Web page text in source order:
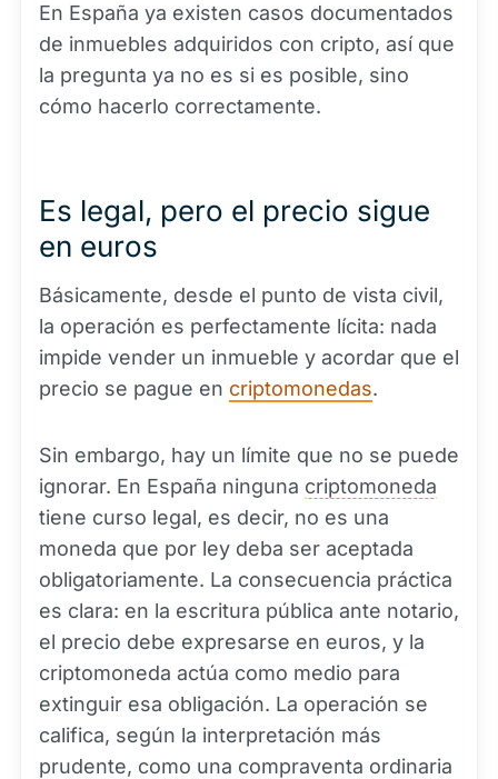
En España ya existen casos documentados
de inmuebles adquiridos con cripto, así que
la pregunta ya no es si es posible, sino
cómo hacerlo correctamente.
Es legal, pero el precio sigue
en euros
Básicamente, desde el punto de vista civil,
la operación es perfectamente lícita: nada
impide vender un inmueble y acordar que el
precio se pague en criptomonedas.
Sin embargo, hay un límite que no se puede
ignorar. En España ninguna criptomoneda
tiene curso legal, es decir, no es una
moneda que por ley deba ser aceptada
obligatoriamente. La consecuencia práctica
es clara: en la escritura pública ante notario,
el precio debe expresarse en euros, y la
criptomoneda actúa como medio para
extinguir esa obligación. La operación se
califica, según la interpretación más
prudente, como una compraventa ordinaria